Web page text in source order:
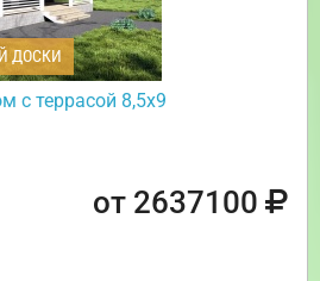
ДОСКИ
с террасой 8,5х9
от 2637100